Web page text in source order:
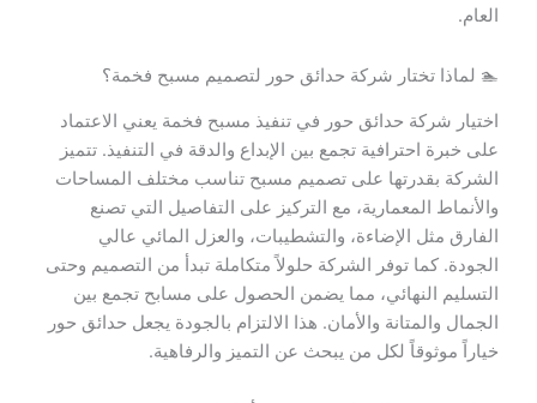
العام.
🏊 لماذا تختار شركة حدائق حور لتصميم مسبح فخمة؟
اختيار شركة حدائق حور في تنفيذ مسبح فخمة يعني الاعتماد
على خبرة احترافية تجمع بين الإبداع والدقة في التنفيذ. تتميز
الشركة بقدرتها على تصميم مسبح تناسب مختلف المساحات
والأنماط المعمارية، مع التركيز على التفاصيل التي تصنع
الفارق مثل الإضاءة، والتشطيبات، والعزل المائي عالي
الجودة. كما توفر الشركة حلولاً متكاملة تبدأ من التصميم وحتى
التسليم النهائي، مما يضمن الحصول على مسابح تجمع بين
الجمال والمتانة والأمان. هذا الالتزام بالجودة يجعل حدائق حور
خياراً موثوقاً لكل من يبحث عن التميز والرفاهية.